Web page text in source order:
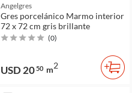
Angelgres
Gres porcelánico Marmo interior
72 x 72 cm gris brillante
(0)
USD 20 50 m2